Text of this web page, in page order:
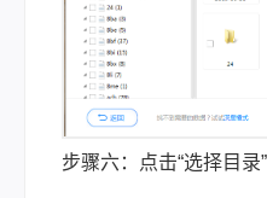
步骤六：点击“选择目录